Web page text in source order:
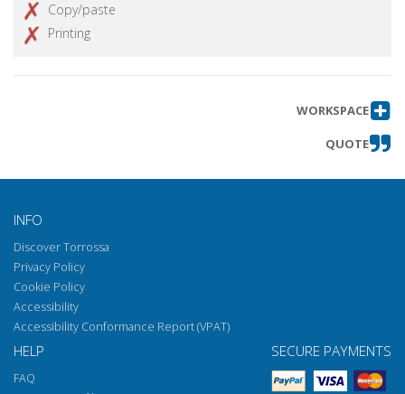
Copy/paste
Printing
WORKSPACE
QUOTE
INFO
Discover Torrossa
Privacy Policy
Cookie Policy
Accessibility
Accessibility Conformance Report (VPAT)
HELP
FAQ
SECURE PAYMENTS